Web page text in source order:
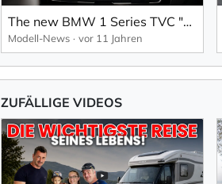
The new BMW 1 Series TVC "Concierge Service".
Modell-News vor 11 Jahren
ZUFÄLLIGE VIDEOS